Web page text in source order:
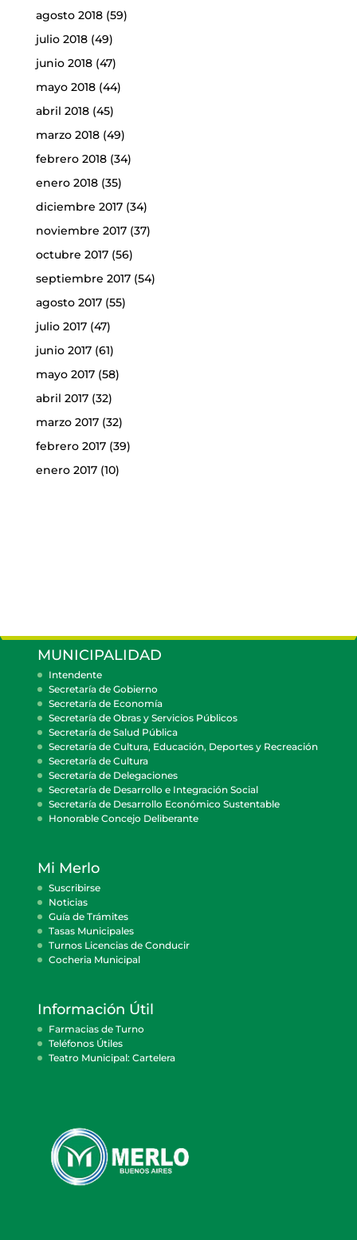
agosto 2018(59)
julio 2018(49)
junio 2018(47)
mayo 2018(44)
abril 2018(45)
marzo 2018(49)
febrero 2018(34)
enero 2018(35)
diciembre 2017(34)
noviembre 2017(37)
octubre 2017(56)
septiembre 2017(54)
agosto 2017(55)
julio 2017(47)
junio 2017(61)
mayo 2017(58)
abril 2017(32)
marzo 2017(32)
febrero 2017(39)
enero 2017(10)
MUNICIPALIDAD
Intendente
Secretaría de Gobierno
Secretaría de Economía
Secretaría de Obras y Servicios Públicos
Secretaría de Salud Pública
Secretaría de Cultura, Educación, Deportes y Recreación
Secretaría de Cultura
Secretaría de Delegaciones
Secretaría de Desarrollo e Integración Social
Secretaría de Desarrollo Económico Sustentable
Honorable Concejo Deliberante
Mi Merlo
Suscribirse
Noticias
Guía de Trámites
Tasas Municipales
Turnos Licencias de Conducir
Cocheria Municipal
Información Útil
Farmacias de Turno
Teléfonos Útiles
Teatro Municipal: Cartelera